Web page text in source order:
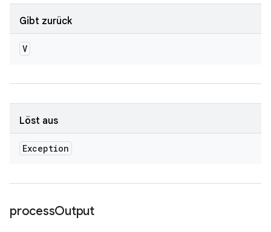
Gibt zurück
V
Löst aus
Exception
processOutput